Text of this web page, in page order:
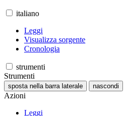
italiano
Leggi
Visualizza sorgente
Cronologia
strumenti
Strumenti
sposta nella barra laterale nascondi
Azioni
Leggi